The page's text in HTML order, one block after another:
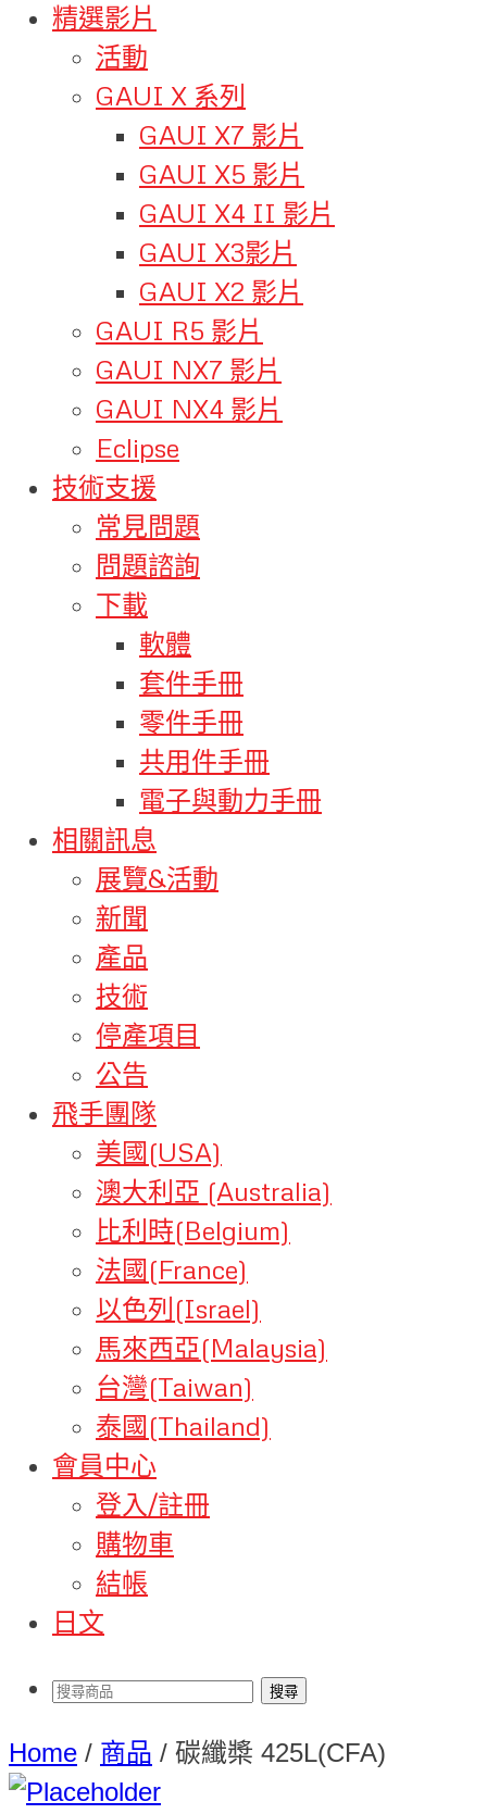
精選影片
活動
GAUI X 系列
GAUI X7 影片
GAUI X5 影片
GAUI X4 II 影片
GAUI X3影片
GAUI X2 影片
GAUI R5 影片
GAUI NX7 影片
GAUI NX4 影片
Eclipse
技術支援
常見問題
問題諮詢
下載
軟體
套件手冊
零件手冊
共用件手冊
電子與動力手冊
相關訊息
展覽&活動
新聞
產品
技術
停產項目
公告
飛手團隊
美國(USA)
澳大利亞 (Australia)
比利時(Belgium)
法國(France)
以色列(Israel)
馬來西亞(Malaysia)
台灣(Taiwan)
泰國(Thailand)
會員中心
登入/註冊
購物車
結帳
日文
Home / 商品 / 碳纖槳 425L(CFA)